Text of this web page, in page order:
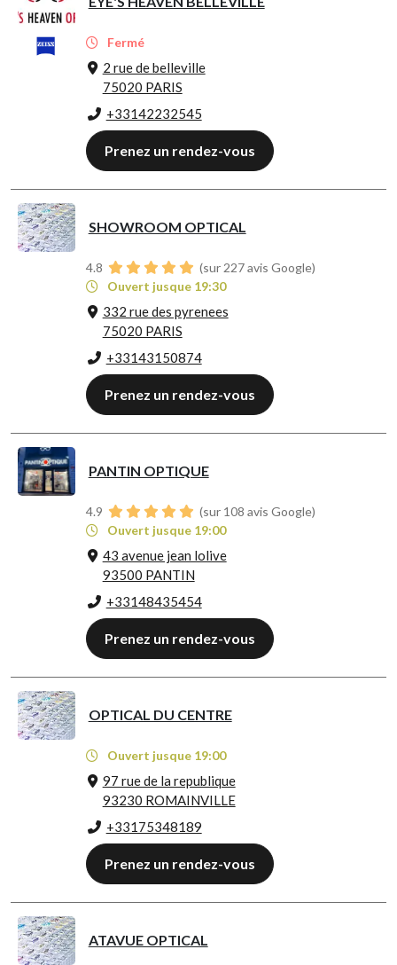
Fermé
2 rue de belleville
75020 PARIS
+33142232545
Prenez un rendez-vous
SHOWROOM OPTICAL
4.8
(sur 227 avis Google)
Ouvert jusque 19:30
332 rue des pyrenees
75020 PARIS
+33143150874
Prenez un rendez-vous
PANTIN OPTIQUE
4.9
(sur 108 avis Google)
Ouvert jusque 19:00
43 avenue jean lolive
93500 PANTIN
+33148435454
Prenez un rendez-vous
OPTICAL DU CENTRE
Ouvert jusque 19:00
97 rue de la republique
93230 ROMAINVILLE
+33175348189
Prenez un rendez-vous
ATAVUE OPTICAL